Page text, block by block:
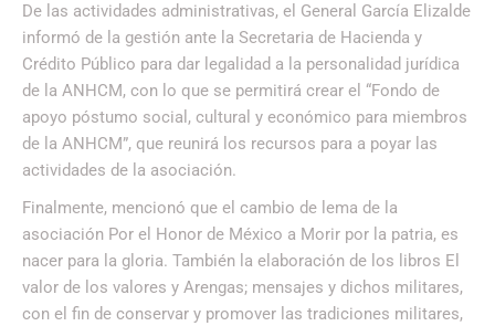
De las actividades administrativas, el General García Elizalde
informó de la gestión ante la Secretaria de Hacienda y
Crédito Público para dar legalidad a la personalidad jurídica
de la ANHCM, con lo que se permitirá crear el “Fondo de
apoyo póstumo social, cultural y económico para miembros
de la ANHCM”, que reunirá los recursos para a poyar las
actividades de la asociación.
Finalmente, mencionó que el cambio de lema de la
asociación Por el Honor de México a Morir por la patria, es
nacer para la gloria. También la elaboración de los libros El
valor de los valores y Arengas; mensajes y dichos militares,
con el fin de conservar y promover las tradiciones militares,